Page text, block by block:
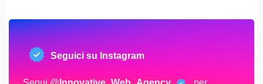
Seguici su Instagram